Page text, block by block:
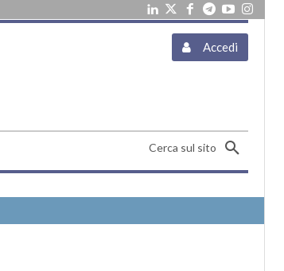
Accedi
Cerca sul sito